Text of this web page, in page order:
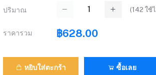
ปริมาณ (142 ใช้
ราคารวม ฿628.00
หยิบใส่ตะกร้า ซื้อเลย